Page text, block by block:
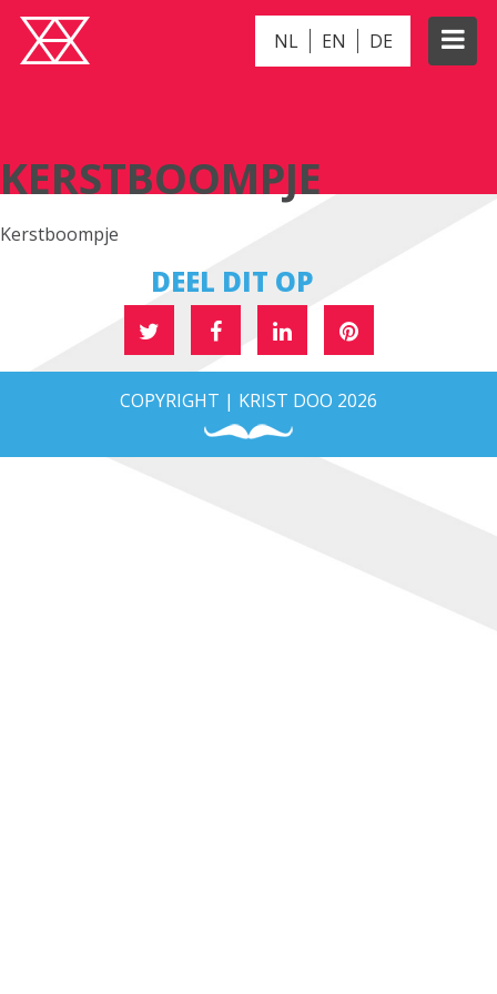
NL EN DE
KERSTBOOMPJE
Kerstboompje
DEEL DIT OP
COPYRIGHT | KRIST DOO 2026